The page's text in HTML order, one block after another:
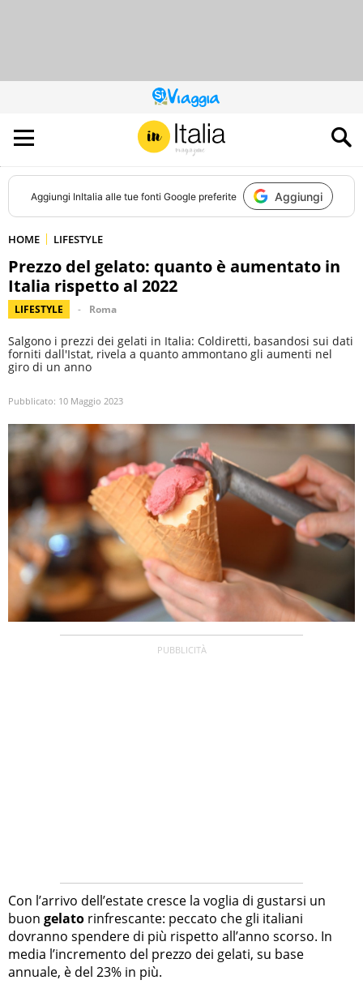
QUESTO
SITO
CONTRIBUISCE
ALL’AUDIENCE
DI
Aggiungi InItalia alle tue fonti Google preferite Aggiungi
HOME LIFESTYLE
Prezzo del gelato: quanto è aumentato in
Italia rispetto al 2022
LIFESTYLE Roma
Salgono i prezzi dei gelati in Italia: Coldiretti, basandosi sui dati
forniti dall'Istat, rivela a quanto ammontano gli aumenti nel
giro di un anno
Pubblicato: 10 Maggio 2023
Con l’arrivo dell’estate cresce la voglia di gustarsi un
buon gelato rinfrescante: peccato che gli italiani
dovranno spendere di più rispetto all’anno scorso. In
media l’incremento del prezzo dei gelati, su base
annuale, è del 23% in più.